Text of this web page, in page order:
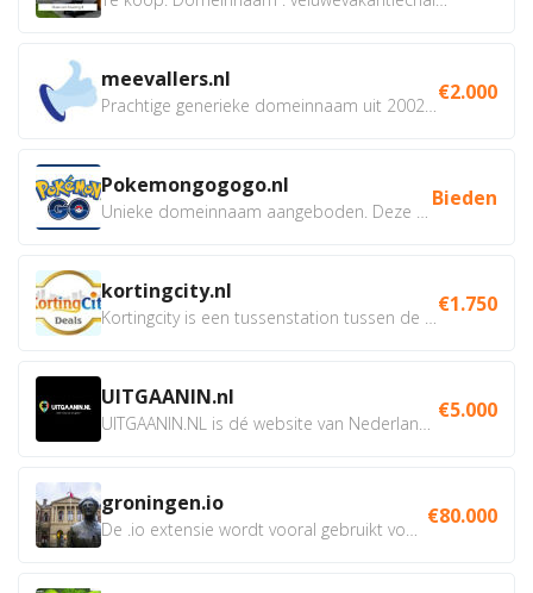
meevallers.nl €2.000
Pokemongogogo.nl Bieden
kortingcity.nl €1.750
UITGAANIN.nl €5.000
groningen.io €80.000